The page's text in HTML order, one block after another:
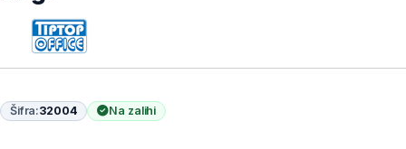
Šifra:32004 Na zalihi